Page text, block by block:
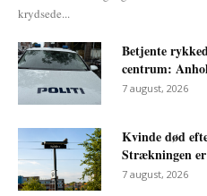
krydsede...
Betjente
centrum:
7 august, 2026
Kvinde død
Strækningen
7 august, 2026